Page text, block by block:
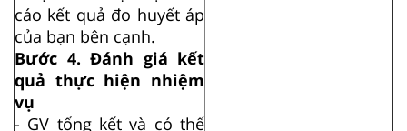
cáo kết quả đo huyết áp
của bạn bên cạnh.
Bước 4. Đánh giá kết
quả thực hiện nhiệm
vụ
- GV tổng kết và có thể